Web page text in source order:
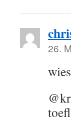
26.